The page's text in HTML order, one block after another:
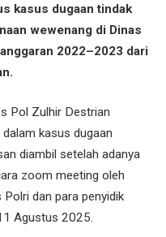
kasus dugaan tindak
wewenang di Dinas
2022–2023 dari
Pol Zulhir Destrian
kasus dugaan
diambil setelah adanya
zoom meeting oleh
dan para penyidik
Agustus 2025.